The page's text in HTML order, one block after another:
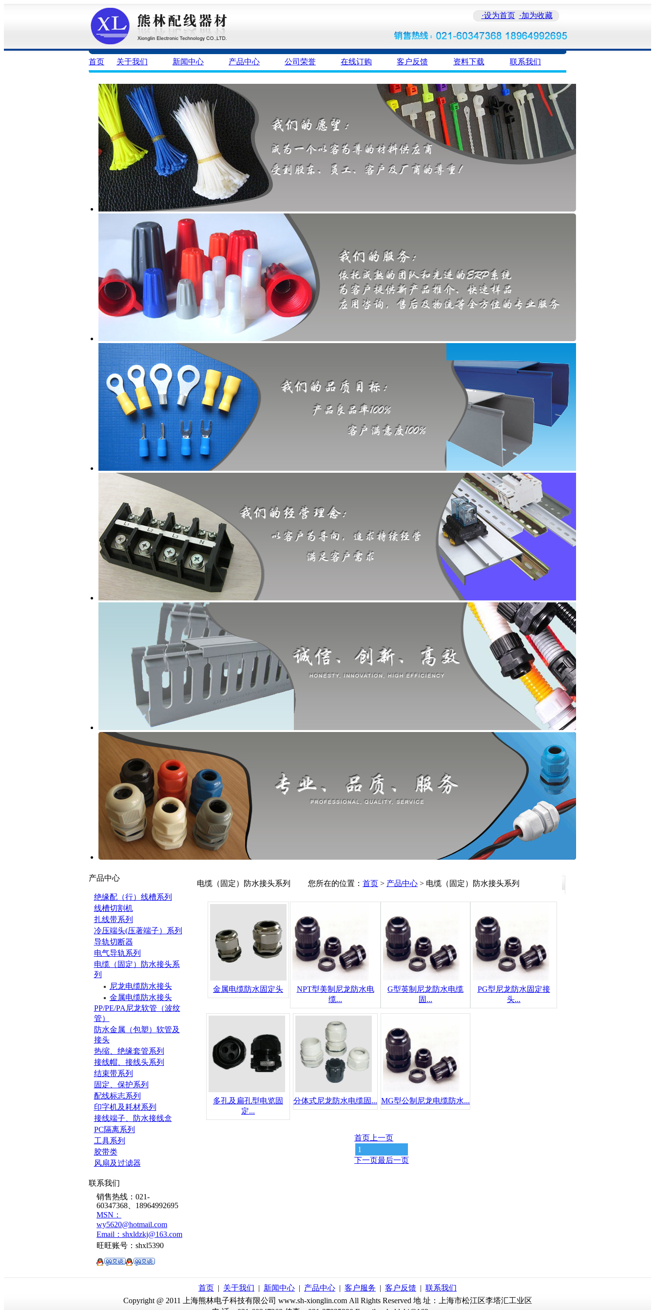
·设为首页 ·加为收藏
首页 关于我们 新闻中心 产品中心 公司荣誉 在线订购 客户反馈 资料下载 联系我们
产品中心
绝缘配（行）线槽系列
线槽切割机
扎线带系列
冷压端头(压著端子）系列
导轨切断器
电气导轨系列
电缆（固定）防水接头系
列
尼龙电缆防水接头
金属电缆防水接头
PP/PE/PA尼龙软管（波纹
管）
防水金属（包塑）软管及
接头
热缩、绝缘套管系列
接线帽、接线头系列
结束带系列
固定、保护系列
配线标志系列
印字机及耗材系列
接线端子、防水接线盒
PC隔离系列
工具系列
胶带类
风扇及过滤器
联系我们
销售热线：021-
60347368、18964992695
MSN：
wy5620@hotmail.com
Email：shxldzkj@163.com
旺旺账号：shxl5390
电缆（固定）防水接头系列 您所在的位置： 首页 > 产品中心 > 电缆（固定）防水接头系列
金属电缆防水固定头
NPT型美制尼龙防水电
缆...
G型英制尼龙防水电缆
固...
PG型尼龙防水固定接
头...
多孔及扁孔型电览固
定...
分体式尼龙防水电缆固... MG型公制尼龙电缆防水...
首页 上一页
1
下一页最后一页
首页 | 关于我们 | 新闻中心 | 产品中心 | 客户服务 | 客户反馈 | 联系我们
Copyright @ 2011 上海熊林电子科技有限公司 www.sh-xionglin.com All Rights Reserved 地 址：上海市松江区李塔汇工业区